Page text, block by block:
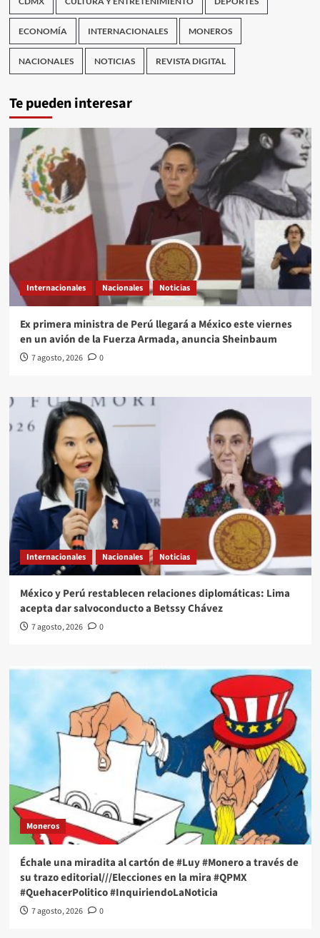
ECONOMÍA INTERNACIONALES MONEROS
NACIONALES NOTICIAS REVISTA DIGITAL
Te pueden interesar
Internacionales Nacionales Noticias
Ex primera ministra de Perú llegará a México este viernes
en un avión de la Fuerza Armada, anuncia Sheinbaum
7 agosto, 2026 0
Internacionales Nacionales Noticias
México y Perú restablecen relaciones diplomáticas: Lima
acepta dar salvoconducto a Betssy Chávez
7 agosto, 2026 0
Moneros
Échale una miradita al cartón de #Luy #Monero a través de
su trazo editorial///Elecciones en la mira #QPMX
#QuehacerPolitico #InquiriendoLaNoticia
7 agosto, 2026 0